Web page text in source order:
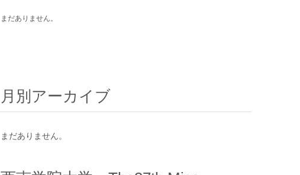
まだありません。
月別アーカイブ
まだありません。